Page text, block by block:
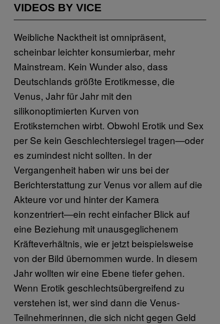
VIDEOS BY VICE
Weibliche Nacktheit ist omnipräsent,
scheinbar leichter konsumierbar, mehr
Mainstream. Kein Wunder also, dass
Deutschlands größte Erotikmesse, die
Venus, Jahr für Jahr mit den
silikonoptimierten Kurven von
Erotiksternchen wirbt. Obwohl Erotik und Sex
per Se kein Geschlechtersiegel tragen—oder
es zumindest nicht sollten. In der
Vergangenheit haben wir uns bei der
Berichterstattung zur Venus vor allem auf die
Akteure vor und hinter der Kamera
konzentriert—ein recht einfacher Blick auf
eine Beziehung mit unausgeglichenem
Kräfteverhältnis, wie er jetzt beispielsweise
von der Bild übernommen wurde. In diesem
Jahr wollten wir eine Ebene tiefer gehen.
Wenn Erotik geschlechtsübergreifend zu
verstehen ist, wer sind dann die Venus-
Teilnehmerinnen, die sich nicht gegen Geld